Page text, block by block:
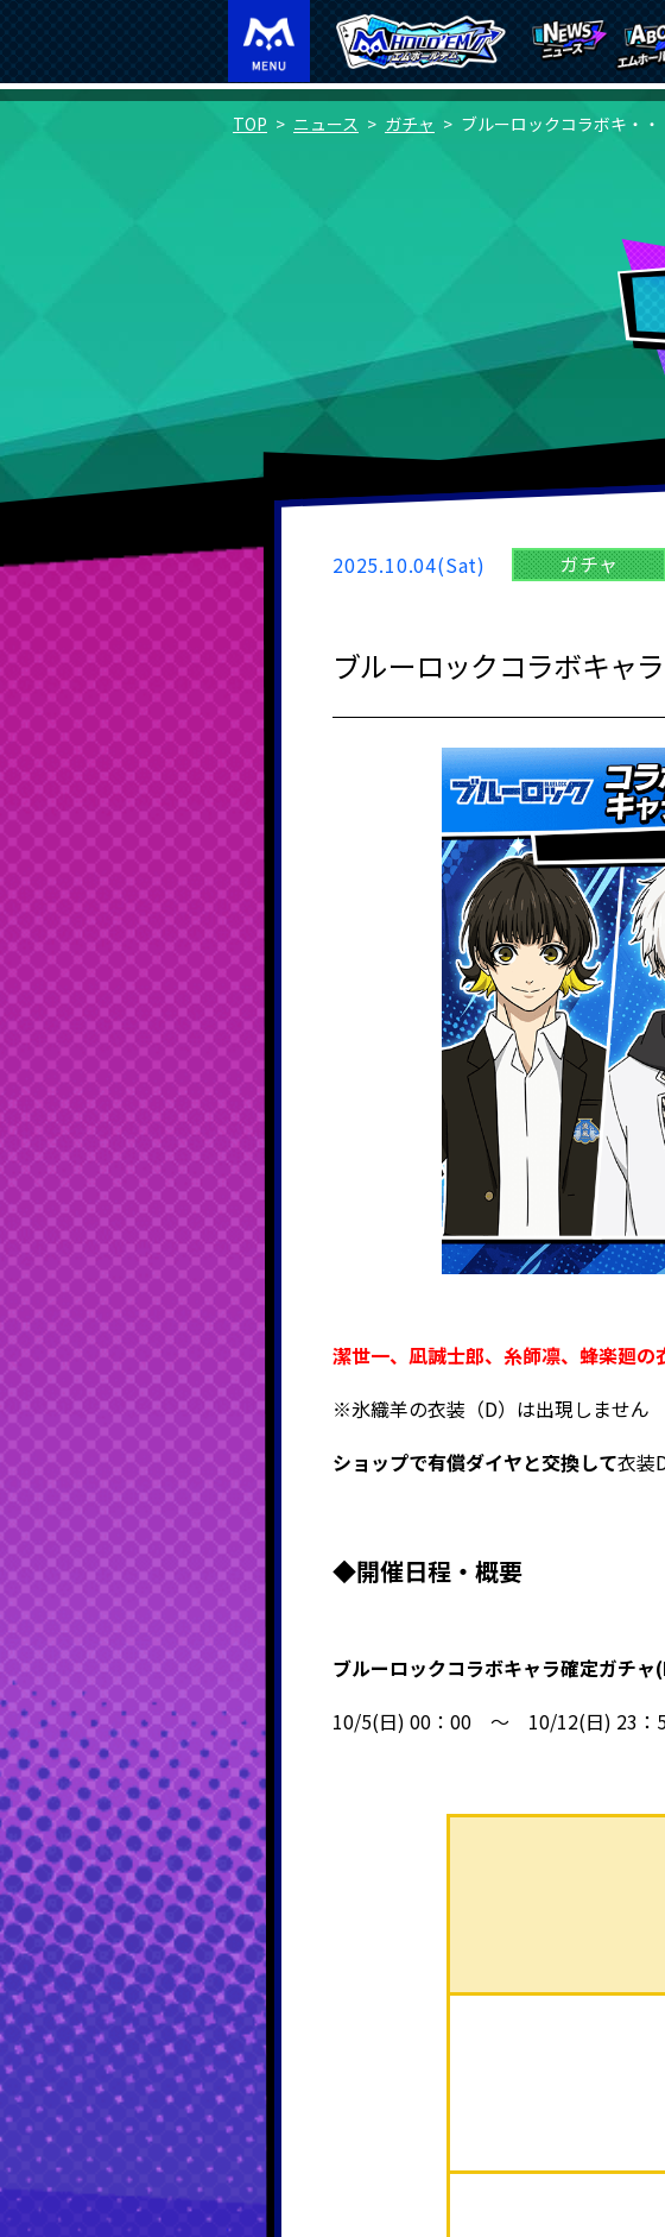
TOP ニュース ガチャ ブルーロックコラボキ・・
2025.10.04(Sat) ガチャ
ブルーロックコラボキャ
潔世一、凪誠士郎、糸師凛、蜂楽廻の
※氷織羊の衣装（D）は出現しません
ショップで有償ダイヤと交換して衣装
◆開催日程・概要
ブルーロックコラボキャラ確定ガチャ
10/5(日) 00：00 ～ 10/12(日) 23：